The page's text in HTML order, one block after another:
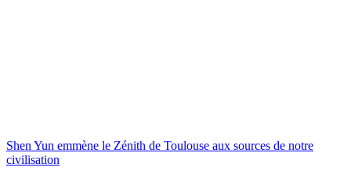
Shen Yun emmène le Zénith de Toulouse aux sources de notre
civilisation